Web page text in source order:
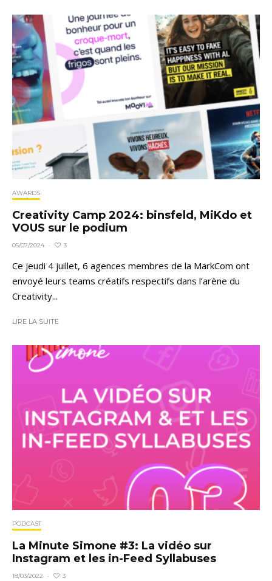
AWARDS
Creativity Camp 2024: binsfeld, MiKdo et
VOUS sur le podium
05/07/2024 · 3
Ce jeudi 4 juillet, 6 agences membres de la MarkCom ont
envoyé leurs teams créatifs respectifs dans l’arène du
Creativity...
LIRE LA SUITE
PODCAST
La Minute Simone #3: La vidéo sur
Instagram et les in-Feed Syllabuses
18/03/2022 · 3